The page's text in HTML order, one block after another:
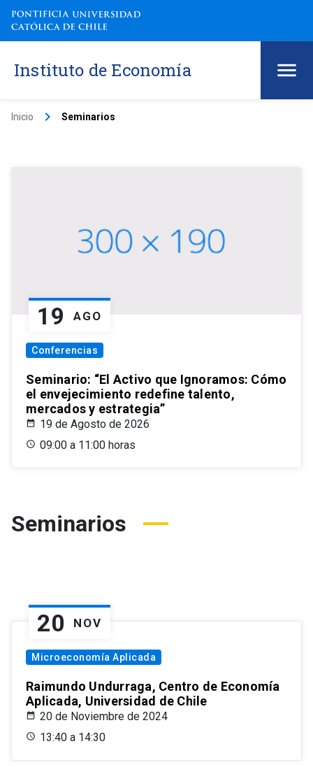
Instituto de Economía
Inicio keyboard_arrow_right Seminarios
19 AGO
Conferencias
Seminario: “El Activo que Ignoramos: Cómo
el envejecimiento redefine talento,
mercados y estrategia”
19 de Agosto de 2026
09:00 a 11:00 horas
Seminarios
20 NOV
Microeconomía Aplicada
Raimundo Undurraga, Centro de Economía
Aplicada, Universidad de Chile
20 de Noviembre de 2024
13:40 a 14:30